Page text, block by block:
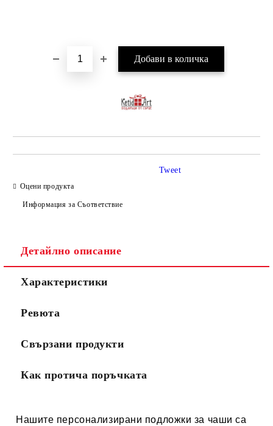
Оцени продукта
Информация за Съответствие
Tweet
Детайлно описание
Характеристики
Ревюта
Свързани продукти
Как протича поръчката
Нашите персонализирани подложки за чаши са